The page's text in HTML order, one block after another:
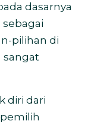
dasarnya
pilihan di
sangat
diri dari